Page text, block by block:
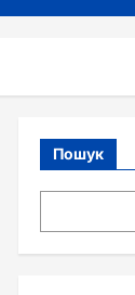
Пошук